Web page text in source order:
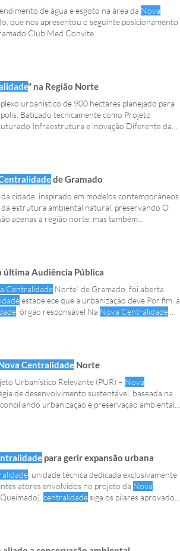
de água e esgoto na área da Nova
que nos apresentou o seguinte posicionamento
Club Med Convite
" na Região Norte
urbanístico de 900 hectares planejado para
Batizado tecnicamente como Projeto
Infraestrutura e inovação Diferente das
de Gramado
cidade, inspirado em modelos contemporâneos
estrutura ambiental natural, preservando O
apenas a região norte, mas também
última Audiência Pública
Centralidade Norte” de Gramado, foi aberta
estabelece que a urbanização deve Por fim, a
, órgão responsável Na Nova Centralidade
Centralidade Norte
Urbanístico Relevante (PUR) – Nova
de desenvolvimento sustentável, baseada na
urbanização e preservação ambiental,
para gerir expansão urbana
, unidade técnica dedicada exclusivamente
atores envolvidos no projeto da Nova
centralidadesiga os pilares aprovados: